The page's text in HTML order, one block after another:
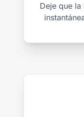
Deje que